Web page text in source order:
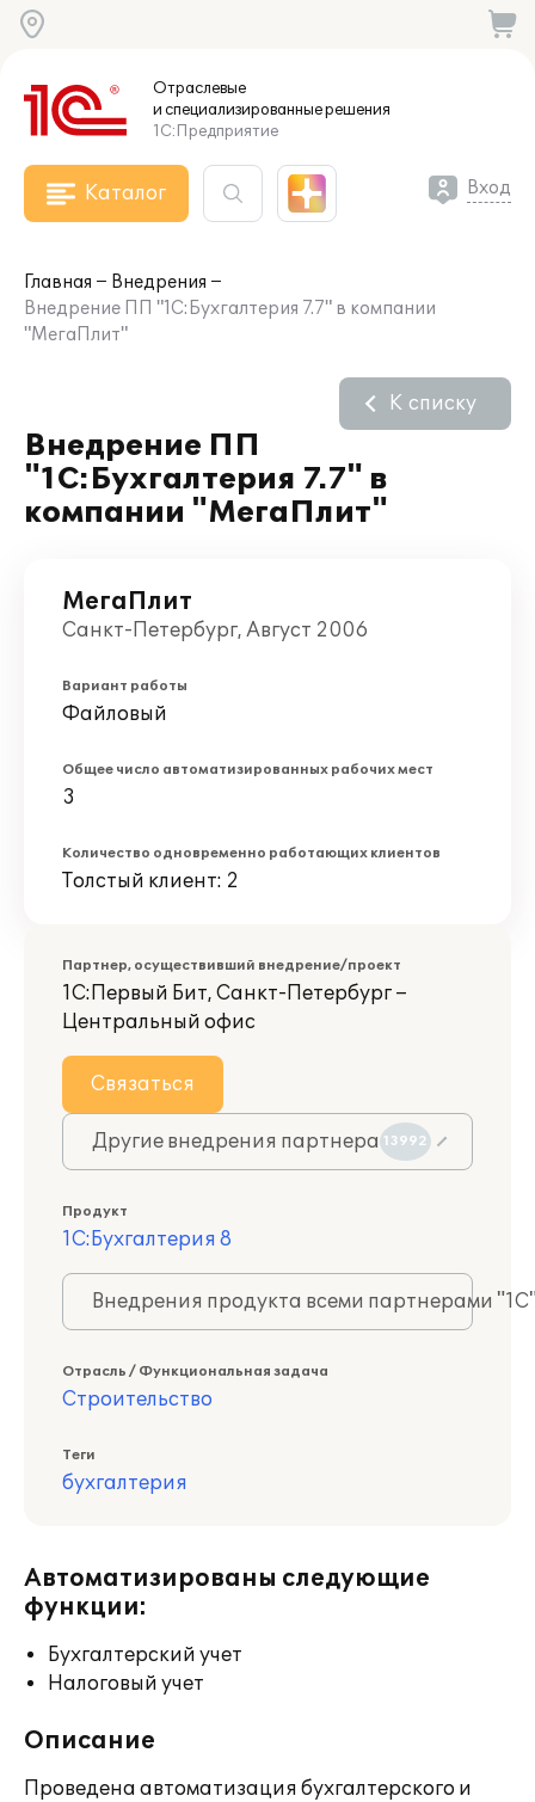
Отраслевые
и специализированныерешения
1С:Предприятие
Каталог Вход
Главная
Внедрения
Внедрение ПП "1С:Бухгалтерия 7.7" в компании
"МегаПлит"
Внедрение ПП
"1С:Бухгалтерия 7.7" в
компании "МегаПлит"
К списку
МегаПлит
Санкт-Петербург, Август 2006
Вариант работы
Файловый
Общее число автоматизированных рабочих мест
3
Количество одновременно работающих клиентов
Толстый клиент: 2
Партнер, осуществивший внедрение/проект
1С:Первый Бит, Санкт-Петербург –
Центральный офис
Связаться
Другие внедрения партнера 13992
Продукт
1С:Бухгалтерия 8
Внедрения продукта всеми партнерами
Отрасль / Функциональная задача
Строительство
Теги
бухгалтерия
Автоматизированы следующие
функции:
Бухгалтерский учет
Налоговый учет
Описание
Проведена автоматизация бухгалтерского и